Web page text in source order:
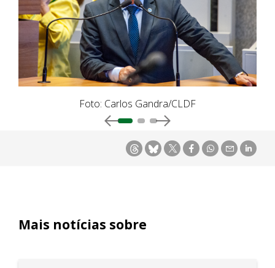
Foto: Carlos Gandra/CLDF
Mais notícias sobre